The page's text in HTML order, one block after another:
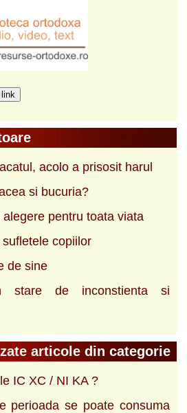
acolo a prisosit harul
si bucuria?
pentru toata viata
copiilor
de sine
stare de inconstienta si
articole din categorie
IC XC / NI KA ?
perioada se poate consuma